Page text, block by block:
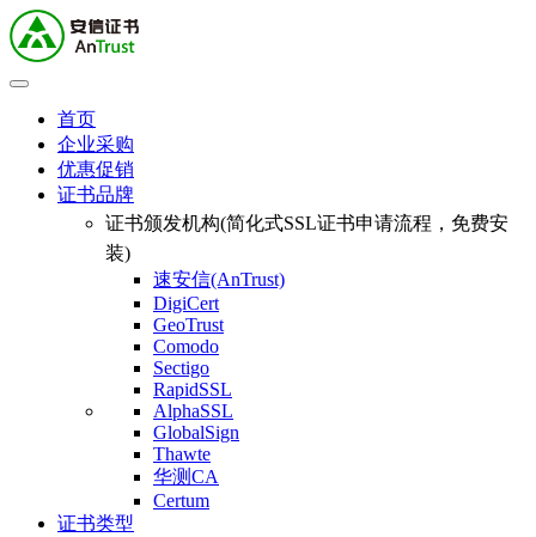
首页
企业采购
优惠促销
证书品牌
证书颁发机构(简化式SSL证书申请流程，免费安
装)
速安信(AnTrust)
DigiCert
GeoTrust
Comodo
Sectigo
RapidSSL
AlphaSSL
GlobalSign
Thawte
华测CA
Certum
证书类型